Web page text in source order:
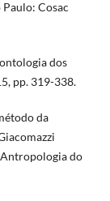
Cosac
ontologia dos
pp. 319-338.
da
Antropologia do